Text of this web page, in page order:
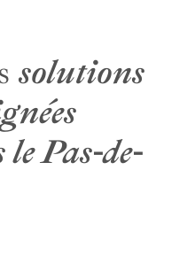
solutions
Pas-de-